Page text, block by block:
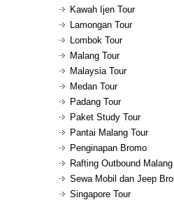
Kawah Ijen Tour
Lamongan Tour
Lombok Tour
Malang Tour
Malaysia Tour
Medan Tour
Padang Tour
Paket Study Tour
Pantai Malang Tour
Penginapan Bromo
Rafting Outbound Malang
Sewa Mobil dan Jeep
Singapore Tour